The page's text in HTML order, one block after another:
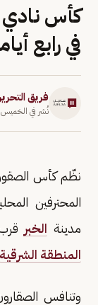
في رابع
فريق التحرير
نُشر في الخميس 27 نوفمبر 2025
المحترفين
مدينة الخبر
المنطقة الشرقية
وتنافس